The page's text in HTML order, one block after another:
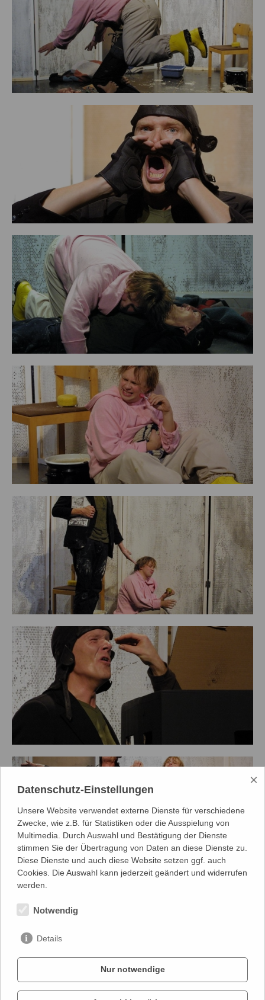
zum Spielplan
Datenschutz-Einstellungen
×
Unsere Website verwendet externe Dienste für verschiedene
Zwecke, wie z.B. für Statistiken oder die Ausspielung von
Multimedia. Durch Auswahl und Bestätigung der Dienste
stimmen Sie der Übertragung von Daten an diese Dienste zu.
Diese Dienste und auch diese Website setzen ggf. auch
Cookies. Die Auswahl kann jederzeit geändert und widerrufen
werden.
Notwendig
Details
Nur notwendige